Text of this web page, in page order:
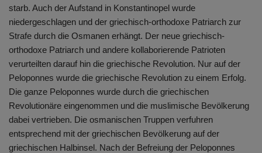
starb. Auch der Aufstand in Konstantinopel wurde
niedergeschlagen und der griechisch-orthodoxe Patriarch zur
Strafe durch die Osmanen erhängt. Der neue griechisch-
orthodoxe Patriarch und andere kollaborierende Patrioten
verurteilten darauf hin die griechische Revolution. Nur auf der
Peloponnes wurde die griechische Revolution zu einem Erfolg.
Die ganze Peloponnes wurde durch die griechischen
Revolutionäre eingenommen und die muslimische Bevölkerung
dabei vertrieben. Die osmanischen Truppen verfuhren
entsprechend mit der griechischen Bevölkerung auf der
griechischen Halbinsel. Nach der Befreiung der Peloponnes